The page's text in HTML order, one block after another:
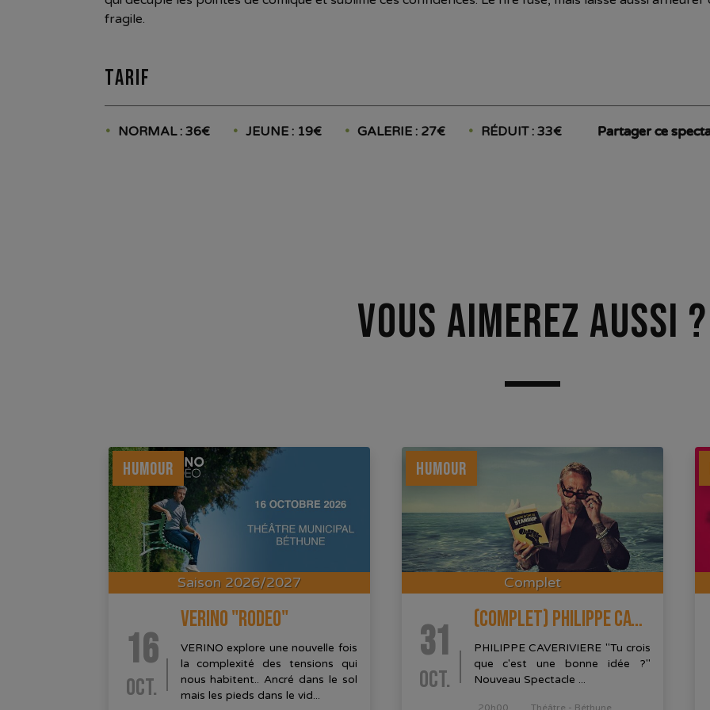
fragile.
Tarif
NORMAL : 36€ JEUNE : 19€ GALERIE : 27€ RÉDUIT : 33€ Partager ce
Vous aimerez aussi ?
Saison 2026/2027
16
OCT.
VERINO "RODEO"
VERINO explore une nouvelle fois
la complexité des tensions qui
nous habitent.. Ancré dans le sol
mais les pieds dans le vid...
HUMOUR
Complet
31
OCT.
(COMPLET) PHILIPPE CAVERIVIÈRE
PHILIPPE CAVERIVIERE "Tu crois
que c'est une bonne idée ?"
Nouveau Spectacle ...
20h00 Théâtre - Béthune
HUMOUR